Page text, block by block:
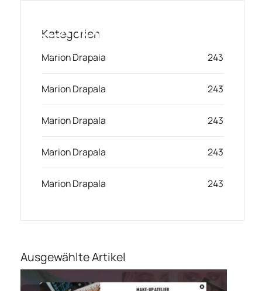
Intelligentes Marketing, angetrieben
durch KI
Kategorien
Marion Drapala 243
Marion Drapala 243
Marion Drapala 243
Marion Drapala 243
Marion Drapala 243
Ausgewählte Artikel